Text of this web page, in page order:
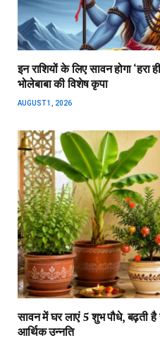
इन राशियों के लिए सावन होगा
भोलेबाबा की विशेष कृपा
AUGUST 1, 2026
सावन में घर लाएं 5 शुभ पौधे, बढ़ती
आर्थिक उन्नति